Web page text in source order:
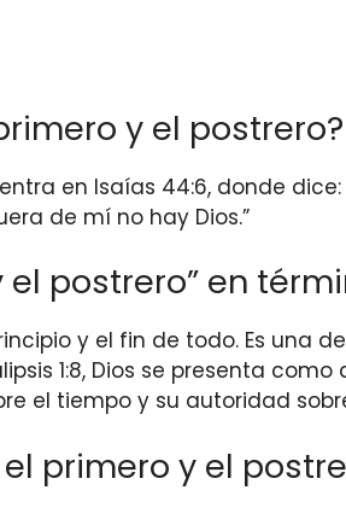
y el postrero?
en Isaías 44:6, donde dice:
de mí no hay Dios.”
postrero” en
y el fin de todo. Es una
1:8, Dios se presenta como
el tiempo y su autoridad
primero y el